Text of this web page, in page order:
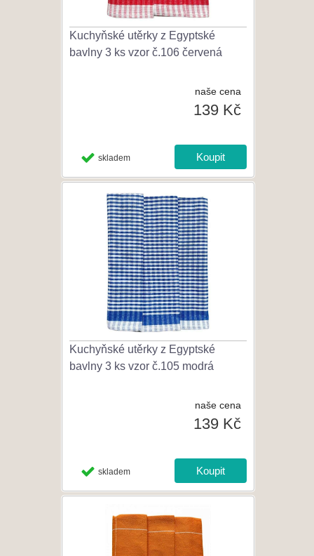
Kuchyňské utěrky z Egyptské
bavlny 3 ks vzor č.106 červená
naše cena
139 Kč
skladem
Kuchyňské utěrky z Egyptské
bavlny 3 ks vzor č.105 modrá
naše cena
139 Kč
skladem